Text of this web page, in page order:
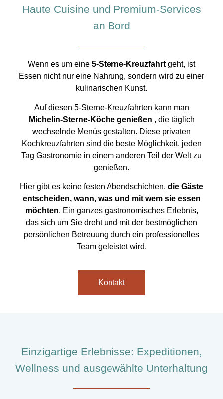
Haute Cuisine und Premium-Services
an Bord
Wenn es um eine 5-Sterne-Kreuzfahrtgeht, ist
Essen nicht nur eine Nahrung, sondern wird zu einer
kulinarischen Kunst.
Auf diesen 5-Sterne-Kreuzfahrten kann man
Michelin-Sterne-Köche genießen , die täglich
wechselnde Menüs gestalten. Diese privaten
Kochkreuzfahrten sind die beste Möglichkeit, jeden
Tag Gastronomie in einem anderen Teil der Welt zu
genießen.
Hier gibt es keine festen Abendschichten, die Gäste
entscheiden, wann, was und mit wem sie essen
möchten. Ein ganzes gastronomisches Erlebnis,
das sich um Sie dreht und mit der bestmöglichen
persönlichen Betreuung durch ein professionelles
Team geleistet wird.
Kontakt
Einzigartige Erlebnisse: Expeditionen,
Wellness und ausgewählte Unterhaltung